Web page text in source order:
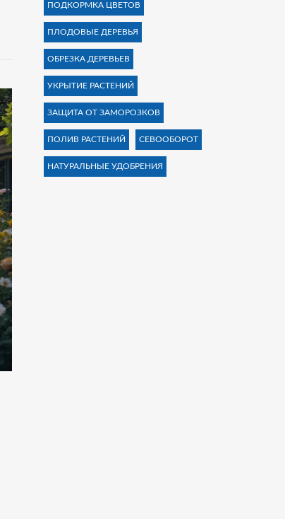
ПОДКОРМКА ЦВЕТОВ
ПЛОДОВЫЕ ДЕРЕВЬЯ
ОБРЕЗКА ДЕРЕВЬЕВ
УКРЫТИЕ РАСТЕНИЙ
ЗАЩИТА ОТ ЗАМОРОЗКОВ
ПОЛИВ РАСТЕНИЙ СЕВООБОРОТ
НАТУРАЛЬНЫЕ УДОБРЕНИЯ